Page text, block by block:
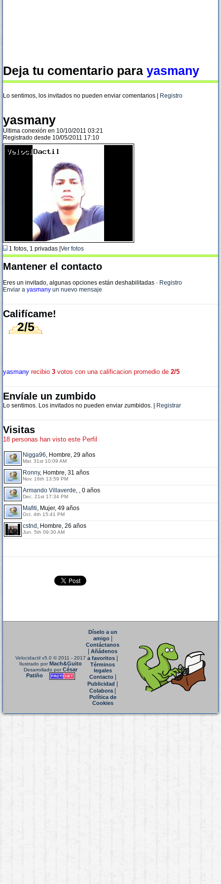
Deja tu comentario para yasmany
Lo sentimos, los invitados no pueden enviar comentarios | Registro
yasmany
Ultima conexión en 10/10/2011 03:21
Registrado desde 10/05/2011 17:10
1 fotos, 1 privadas | Ver fotos
Mantener el contacto
Eres un invitado, algunas opciones están deshabilitadas · Registro
Enviar a yasmany un nuevo mensaje
Califícame!
2/5
yasmany recibio 3 votos con una calificacion promedio de 2/5
Envíale un zumbido
Lo sentimos. Los invitados no pueden enviar zumbidos. | Registrar
Visitas
18 personas han visto este Perfil
Nigga96, Hombre, 29 años
Mar. 31st 10:09 AM
Ronny, Hombre, 31 años
Nov. 16th 13:59 PM
Armando Villaverde, , 0 años
Dec. 21st 17:34 PM
Mafiti, Mujer, 49 años
Oct. 4th 15:41 PM
cstnd , Hombre, 26 años
Jun. 5th 09:30 AM
Velocidactil v5.0 © 2011 - 2017
Ilustrado porMach&Guito
Desarrollado porCésar
Patiño
Díselo a un
amigo|
Contáctanos
Añádenos
a favoritos
Términos
legales
Contacto|
Publicidad
Colabora|
Política de
Cookies